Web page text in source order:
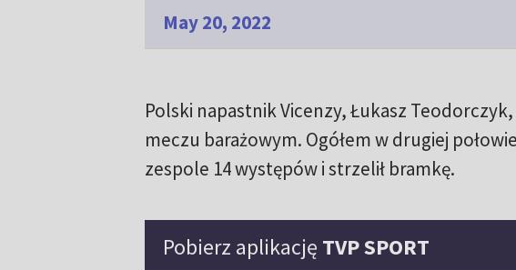
May 20, 2022
Polski napastnik Vicenzy, Łukasz
meczu barażowym. Ogółem w drugiej
zespole 14 występów i strzelił bramkę.
Pobierz aplikację TVP SPORT